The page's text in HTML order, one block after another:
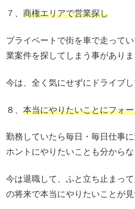
７、 商権エリアで営業探し
プライベートで街を車で走って
業案件を探してしまう事がありま
今は、全く気にせずにドライブし
８、 本当にやりたいことにフォ
勤務していたら毎日・毎日仕事
ホントにやりたいことも分からな
今は退職して、ふと立ち止まっ
の将来で本当にやりたいことが見